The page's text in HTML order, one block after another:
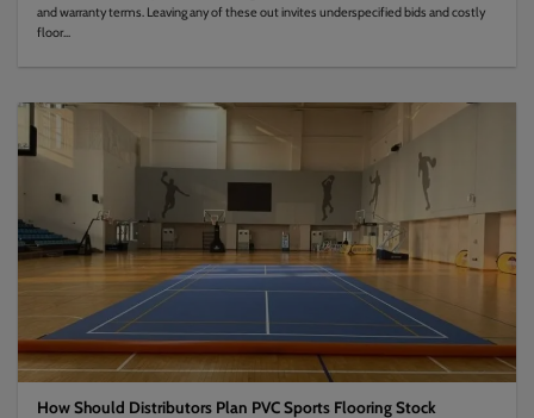
and warranty terms. Leaving any of these out invites underspecified bids and costly
floor...
How Should Distributors Plan PVC Sports Flooring Stock